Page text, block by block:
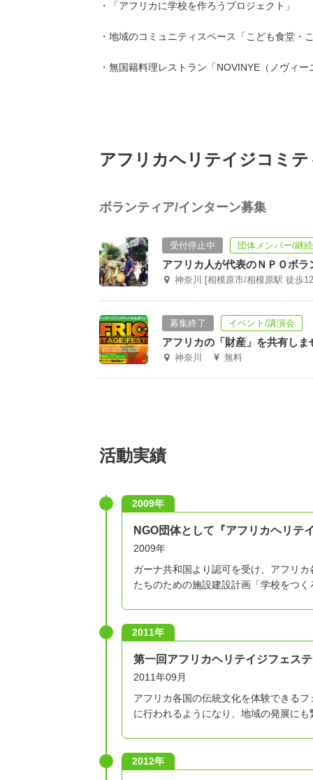
・「アフリカに学校を作ろうプロジェクト」
・地域のコミュニティスペース「こども食堂・
・無国籍料理レストラン「NOVINYE（ノヴィー
アフリカヘリテイジコミ
ボランティア/インターン募集
受付停止中 団体メンバー/継
アフリカ人が代表のＮＰＯボ
神奈川 [相模原市/相模原駅 徒歩
募集終了 イベント/講演会
アフリカの「財産」を共有しま
神奈川 無料
活動実績
2009年
NGO団体として『アフリカヘリテ
2009年
ガーナ共和国より認可を受け、アフリ
たちのための施設建設計画「学校をつ
2011年
第一回アフリカヘリテイジフェス
2011年09月
アフリカ各国の伝統文化を体験できる
に行われるようになり、地域の発展に
2012年